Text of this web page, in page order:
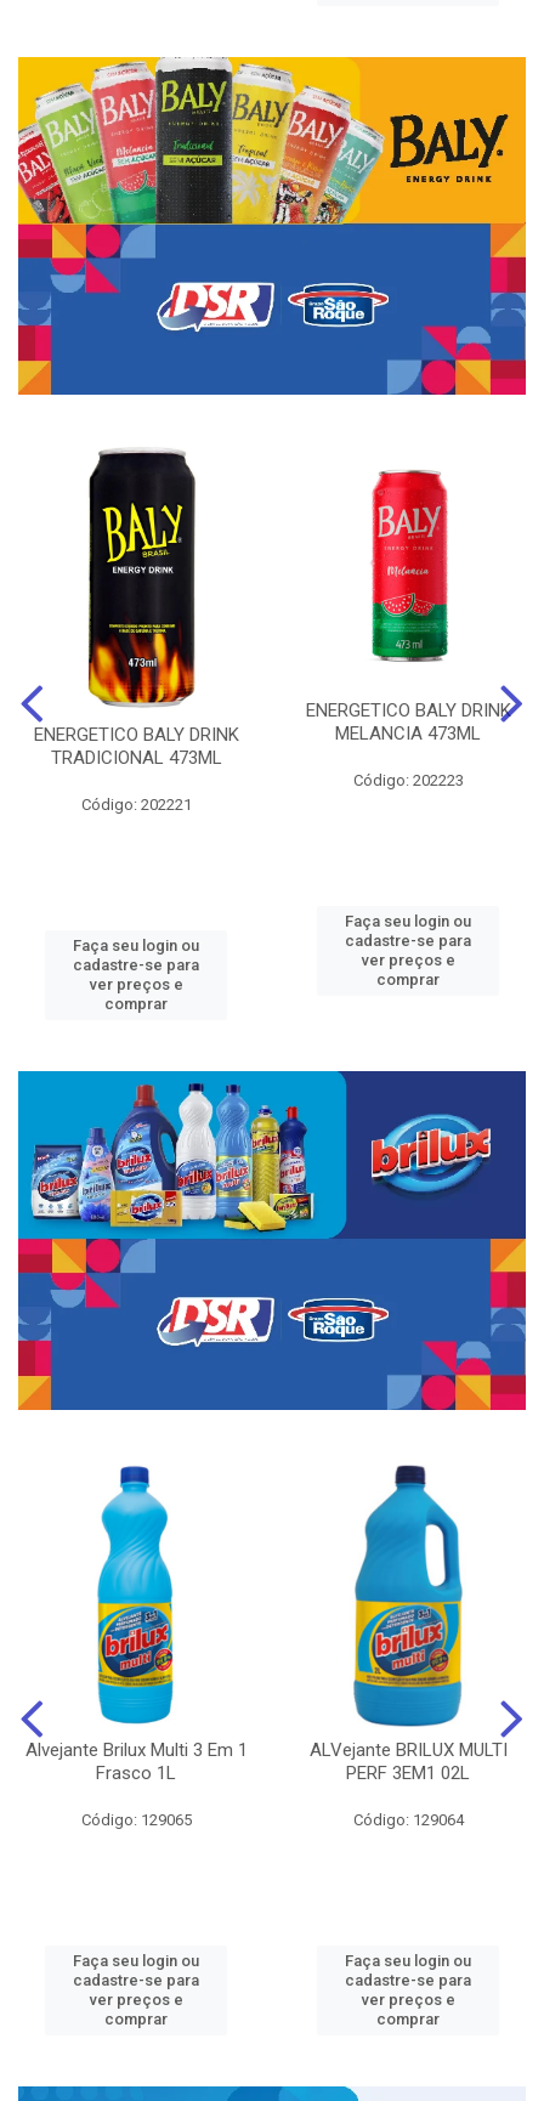
ENERGETICO BALY DRINK
TRADICIONAL 473ML
Código: 202221
Faça seu login ou
cadastre-se para
ver preços e
comprar
ENERGETICO BALY DRINK
MELANCIA 473ML
Código: 202223
Faça seu login ou
cadastre-se para
ver preços e
comprar
Alvejante Brilux Multi 3 Em 1
Frasco 1L
Código: 129065
Faça seu login ou
cadastre-se para
ver preços e
comprar
ALVejante BRILUX MULTI
PERF 3EM1 02L
Código: 129064
Faça seu login ou
cadastre-se para
ver preços e
comprar